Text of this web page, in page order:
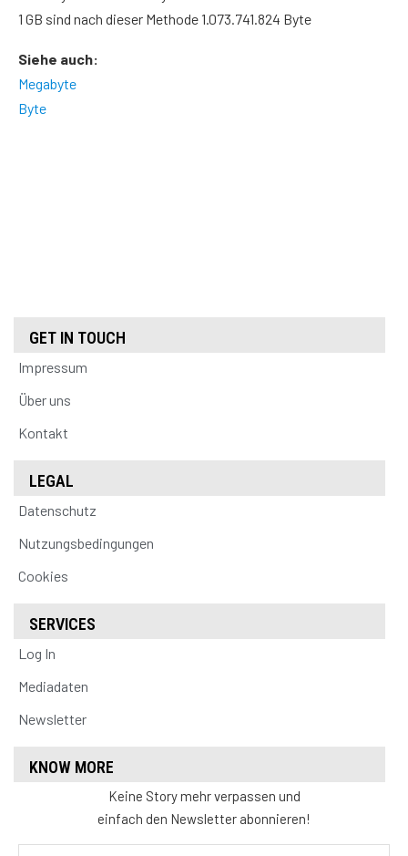
1 GB sind nach dieser Methode 1.073.741.824 Byte
Siehe auch:
Megabyte
Byte
GET IN TOUCH
Impressum
Über uns
Kontakt
LEGAL
Datenschutz
Nutzungsbedingungen
Cookies
SERVICES
Log In
Mediadaten
Newsletter
KNOW MORE
Keine Story mehr verpassen und
einfach den Newsletter abonnieren!